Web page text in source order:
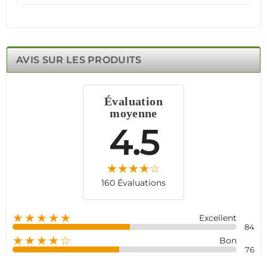
gratuit pour une mise en service rapide. Profitez de la
protégé par un système fiable et efficace, grâce à la
technologie avancée.
AVIS SUR LES PRODUITS
Évaluation
moyenne
4.5
160 Évaluations
★★★★★ Excellent
84
★★★★☆ Bon
76